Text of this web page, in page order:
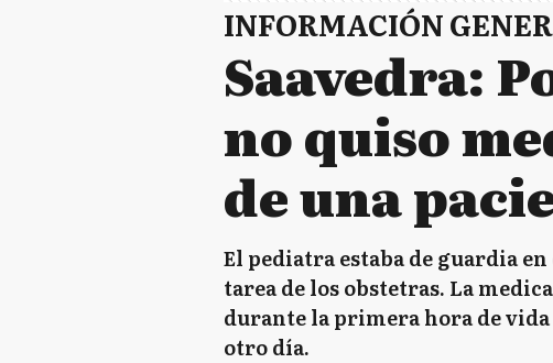
INFORMACIÓN
Saavedra:
no quiso
de una
El pediatra estaba de guardia
tarea de los obstetras. La
durante la primera hora de vida
otro día.